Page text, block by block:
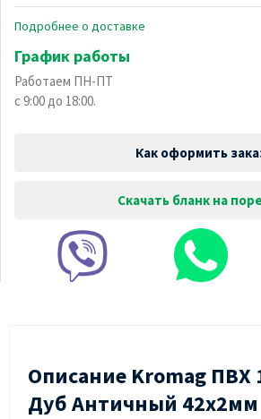
Подробнее о доставке
График работы
Работаем ПН-ПТ
с 9:00 до 18:00.
Как оформить
Скачать бланк на
Описание Kromag ПВХ
Дуб Античный 42х2мм